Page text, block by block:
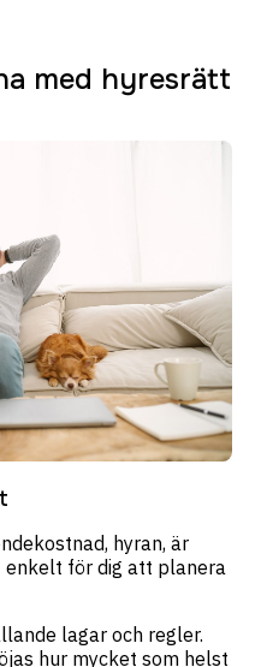
med hyresrätt
hyran, är
för dig att planera
lagar och regler.
hur mycket som helst